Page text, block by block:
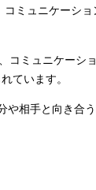
コミュニケーシ
コミュニケーシ
ています。
や相手と向き合う